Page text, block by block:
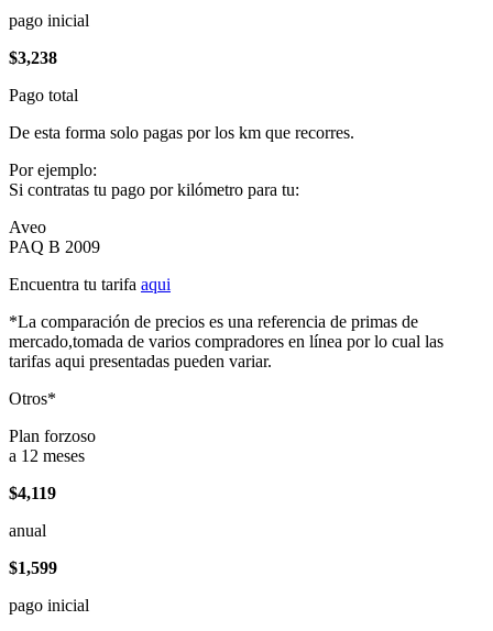
pago inicial
$3,238
Pago total
De esta forma solo pagas por los km que recorres.
Por ejemplo:
Si contratas tu pago por kilómetro para tu:
Aveo
PAQ B 2009
Encuentra tu tarifa aqui
*La comparación de precios es una referencia de primas de
mercado,tomada de varios compradores en línea por lo cual las
tarifas aqui presentadas pueden variar.
Otros*
Plan forzoso
a 12 meses
$4,119
anual
$1,599
pago inicial